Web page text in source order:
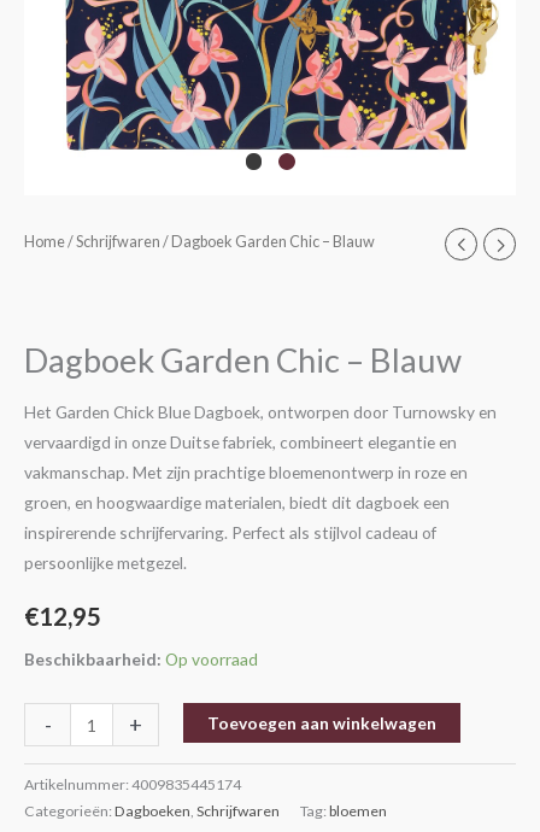
Home/Schrijfwaren / Dagboek Garden Chic – Blauw
Dagboek Garden Chic – Blauw
Het Garden Chick Blue Dagboek, ontworpen door Turnowsky en
vervaardigd in onze Duitse fabriek, combineert elegantie en
vakmanschap. Met zijn prachtige bloemenontwerp in roze en
groen, en hoogwaardige materialen, biedt dit dagboek een
inspirerende schrijfervaring. Perfect als stijlvol cadeau of
persoonlijke metgezel.
€12,95
Beschikbaarheid: Op voorraad
-
Dagboek
Blauw
+ Toevoegen aan winkelwagen
Artikelnummer: 4009835445174
Categorieën: Dagboeken, Schrijfwaren Tag: bloemen